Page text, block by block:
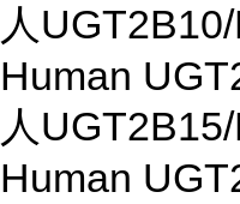
人
Human
人
Human